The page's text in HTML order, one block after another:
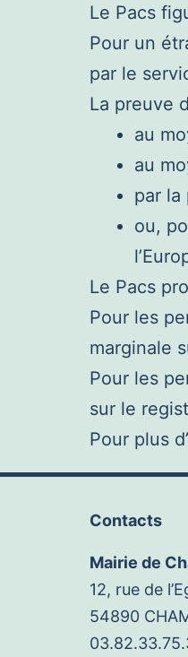
Le Pacs
Pour un
par le
La preuve
au
au
par la
ou,
Le Pacs
Pour les
marginale
Pour les
sur le
Pour plus
Contacts
Mairie de
12, rue de
54890